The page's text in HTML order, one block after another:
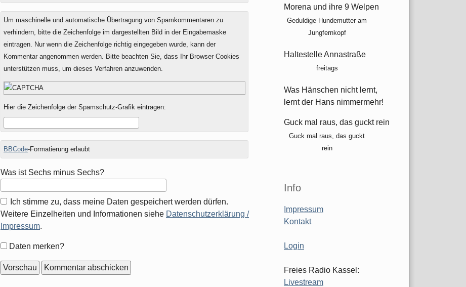
Um maschinelle und automatische Übertragung von Spamkommentaren zu
verhindern, bitte die Zeichenfolge im dargestellten Bild in der Eingabemaske
eintragen. Nur wenn die Zeichenfolge richtig eingegeben wurde, kann der
Kommentar angenommen werden. Bitte beachten Sie, dass Ihr Browser Cookies
unterstützen muss, um dieses Verfahren anzuwenden.
Hier die Zeichenfolge der Spamschutz-Grafik eintragen:
BBCode-Formatierung erlaubt
Was ist Sechs minus Sechs?
Ich stimme zu, dass meine Daten gespeichert werden dürfen.
Weitere Einzelheiten und Informationen siehe Datenschutzerklärung /
Impressum.
Formular-
Daten merken?
Morena und ihre 9 Welpen
Geduldige Hundemutter am
Jungfernkopf
Haltestelle Annastraße
freitags
Was Hänschen nicht lernt,
lernt der Hans nimmermehr!
Guck mal raus, das guckt rein
Guck mal raus, das guckt
rein
Info
Impressum
Kontakt
Login
Freies Radio Kassel:
Livestream